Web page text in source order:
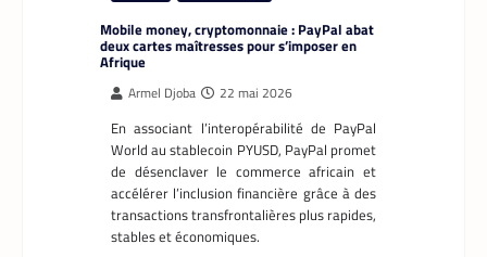
Mobile money, cryptomonnaie : PayPal abat
deux cartes maîtresses pour s’imposer en
Afrique
Armel Djoba 22 mai 2026
En associant l’interopérabilité de PayPal
World au stablecoin PYUSD, PayPal promet
de désenclaver le commerce africain et
accélérer l’inclusion financière grâce à des
transactions transfrontalières plus rapides,
stables et économiques.